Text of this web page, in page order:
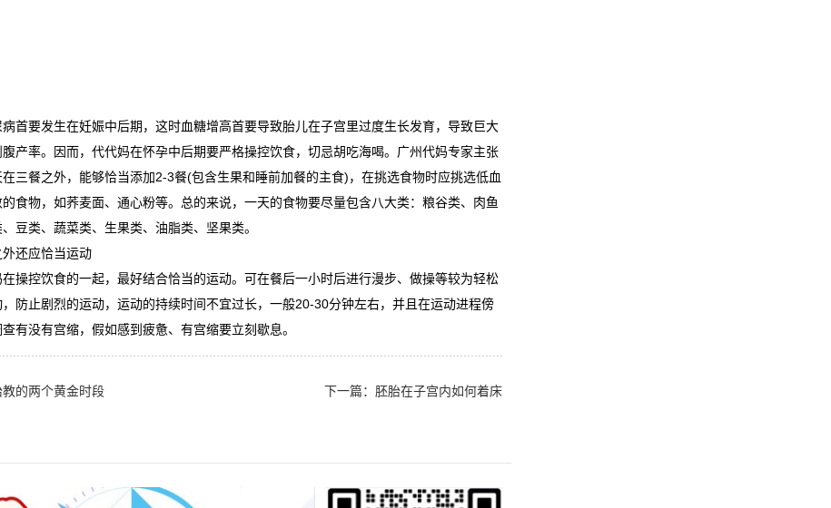
首要发生在妊娠中后期，这时血糖增高首要导致胎儿在子宫里过度生长发育，导致巨大
腹产率。因而，代代妈在怀孕中后期要严格操控饮食，切忌胡吃海喝。广州代妈专家主张
三餐之外，能够恰当添加2-3餐(包含生果和睡前加餐的主食)，在挑选食物时应挑选低血
食物，如荞麦面、通心粉等。总的来说，一天的食物要尽量包含八大类：粮谷类、肉鱼
豆类、蔬菜类、生果类、油脂类、坚果类。
还应恰当运动
操控饮食的一起，最好结合恰当的运动。可在餐后一小时后进行漫步、做操等较为轻松
防止剧烈的运动，运动的持续时间不宜过长，一般20-30分钟左右，并且在运动进程傍
有没有宫缩，假如感到疲惫、有宫缩要立刻歇息。
教的两个黄金时段 下一篇： 胚胎在子宫内如何着床